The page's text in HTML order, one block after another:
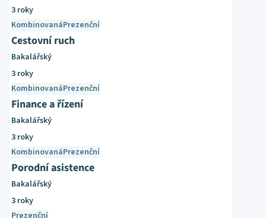
3 roky
KombinovanáPrezenční
Cestovní ruch
Bakalářský
3 roky
KombinovanáPrezenční
Finance a řízení
Bakalářský
3 roky
KombinovanáPrezenční
Porodní asistence
Bakalářský
3 roky
Prezenční